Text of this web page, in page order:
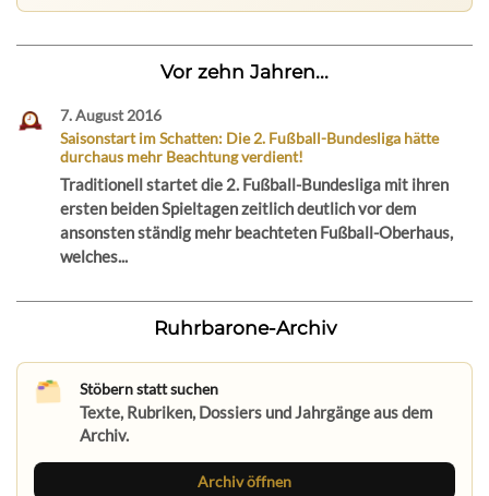
Vor zehn Jahren...
7. August 2016
Saisonstart im Schatten: Die 2. Fußball-Bundesliga hätte
durchaus mehr Beachtung verdient!
Traditionell startet die 2. Fußball-Bundesliga mit ihren
ersten beiden Spieltagen zeitlich deutlich vor dem
ansonsten ständig mehr beachteten Fußball-Oberhaus,
welches...
Ruhrbarone-Archiv
Stöbern statt suchen
Texte, Rubriken, Dossiers und Jahrgänge aus dem
Archiv.
Archiv öffnen